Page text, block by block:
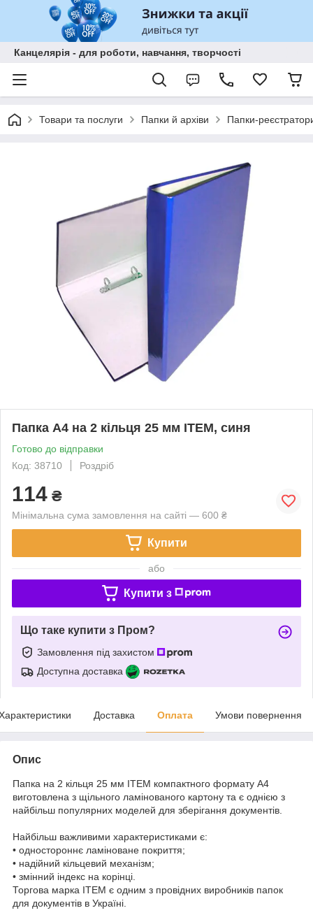
Канцелярія - для роботи, навчання, творчості
Товари та послуги Папки й архіви Папки-
Папка А4 на 2 кільця 25 мм ITEM, синя
Готово до відправки
Код: 38710
Роздріб
114 ₴
Мінімальна сума замовлення на сайті — 600 ₴
Купити
або
Купити з
Що таке купити з Пром?
Замовлення під захистом
Доступна доставка
Доставка Оплата Умови повернення
Опис
Папка на 2 кільця 25 мм ITEM компактного формату А4
виготовлена з щільного ламінованого картону та є однією з
найбільш популярних моделей для зберігання документів.
Найбільш важливими характеристиками є:
• одностороннє ламіноване покриття;
• надійний кільцевий механізм;
• змінний індекс на корінці.
Торгова марка ITEM є одним з провідних виробників папок
для документів в Україні.